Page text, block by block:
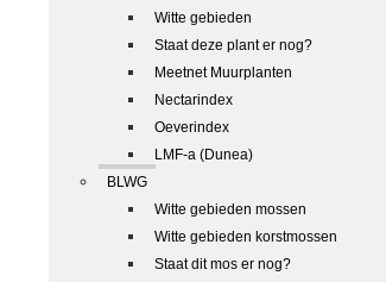
Witte gebieden
Staat deze plant er nog?
Meetnet Muurplanten
Nectarindex
Oeverindex
LMF-a (Dunea)
BLWG
Witte gebieden mossen
Witte gebieden korstmossen
Staat dit mos er nog?